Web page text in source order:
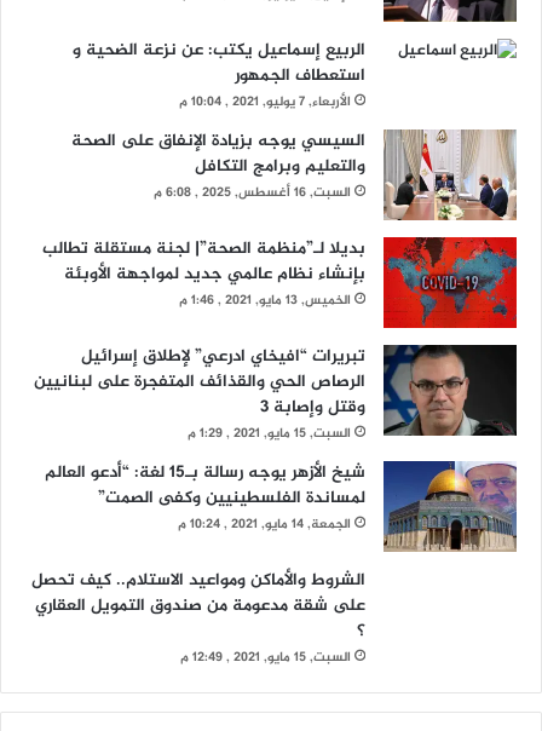
الربيع إسماعيل يكتب: عن نزعة الضحية و
استعطاف الجمهور
الأربعاء, 7 يوليو, 2021 , 10:04 م
السيسي يوجه بزيادة الإنفاق على الصحة
والتعليم وبرامج التكافل
السبت, 16 أغسطس, 2025 , 6:08 م
بديلا لـ”منظمة الصحة”| لجنة مستقلة تطالب
بإنشاء نظام عالمي جديد لمواجهة الأوبئة
الخميس, 13 مايو, 2021 , 1:46 م
تبريرات “افيخاي ادرعي” لإطلاق إسرائيل
الرصاص الحي والقذائف المتفجرة على لبنانيين
وقتل وإصابة 3
السبت, 15 مايو, 2021 , 1:29 م
شيخ الأزهر يوجه رسالة بـ15 لغة: “أدعو العالم
لمساندة الفلسطينيين وكفى الصمت”
الجمعة, 14 مايو, 2021 , 10:24 م
الشروط والأماكن ومواعيد الاستلام.. كيف تحصل
على شقة مدعومة من صندوق التمويل العقاري
؟
السبت, 15 مايو, 2021 , 12:49 م